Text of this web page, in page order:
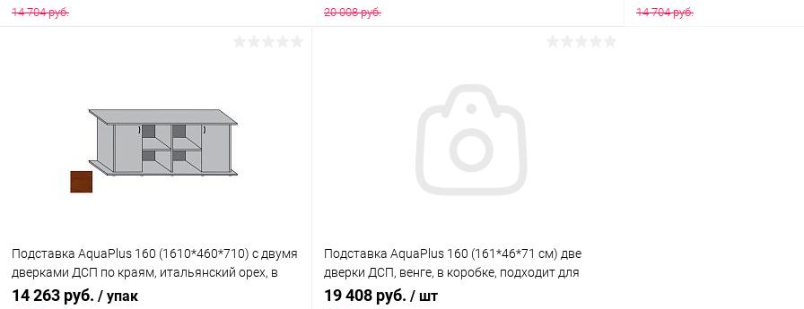
14 704 руб.
Купить в 1 клик Сравнение
Под заказ
20 008 руб. 14 704 руб.
Подставка AquaPlus 160 (1610*460*710) с двумя
дверками ДСП по краям, итальянский орех, в
коробке , ПВХ
14 263 руб. / упак
Подставка AquaPlus 160 (161*46*71 см) две
дверки ДСП, венге, в коробке, подходит для
модели аквариума LUX П540
19 408 руб. / шт